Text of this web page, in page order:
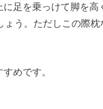
足を乗っけて脚を高
う。ただしこの際
めです。